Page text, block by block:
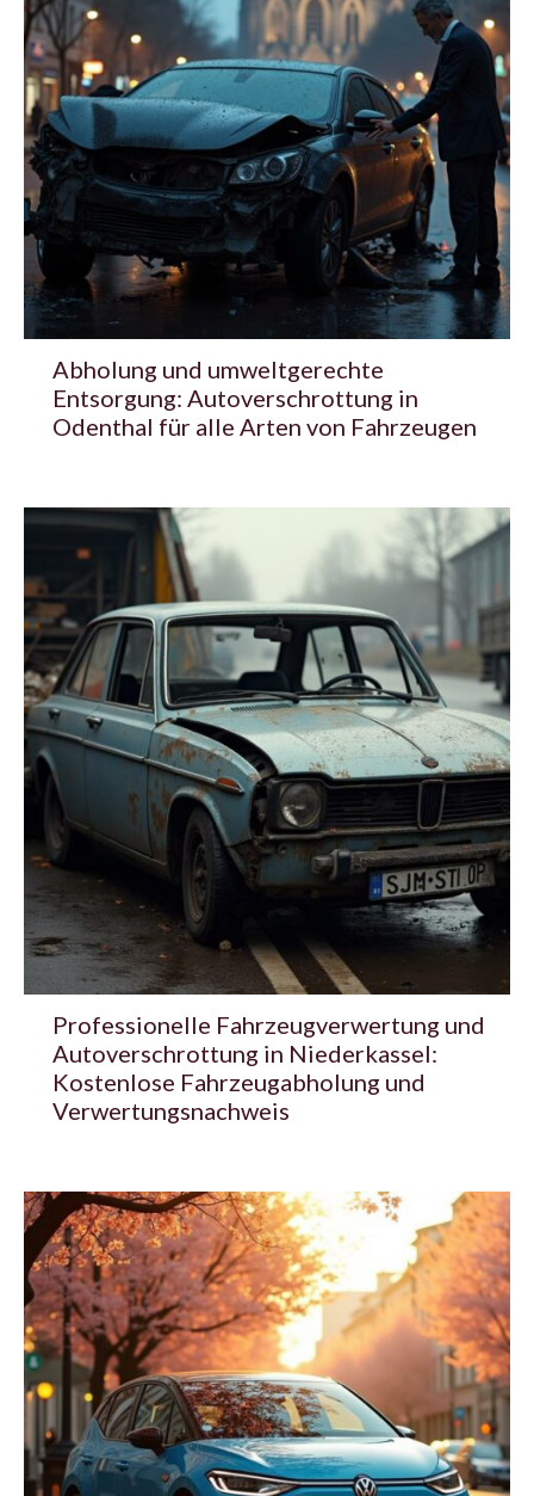
Abholung und umweltgerechte
Entsorgung: Autoverschrottung in
Odenthal für alle Arten von Fahrzeugen
Professionelle Fahrzeugverwertung und
Autoverschrottung in Niederkassel:
Kostenlose Fahrzeugabholung und
Verwertungsnachweis